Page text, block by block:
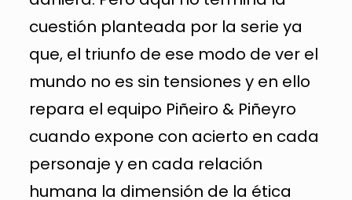
cuestión planteada por la serie ya
que, el triunfo de ese modo de ver el
mundo no es sin tensiones y en ello
repara el equipo Piñeiro & Piñeyro
cuando expone con acierto en cada
personaje y en cada relación
humana la dimensión de la ética